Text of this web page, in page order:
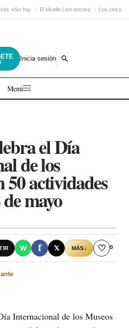
«No hay El Muelle Live encara Los cinco
Inicia sesión
Menú
el Día
de los
50 actividades
mayo
W f 𝕏 MÁS↓ ♡ 0
Internacional de los Museos